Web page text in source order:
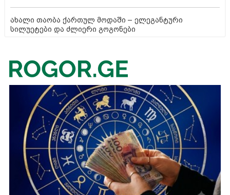
ახალი თაობა ქართულ მოდაში – ელეგანტური
სილუეტები და ძლიერი გოგონები